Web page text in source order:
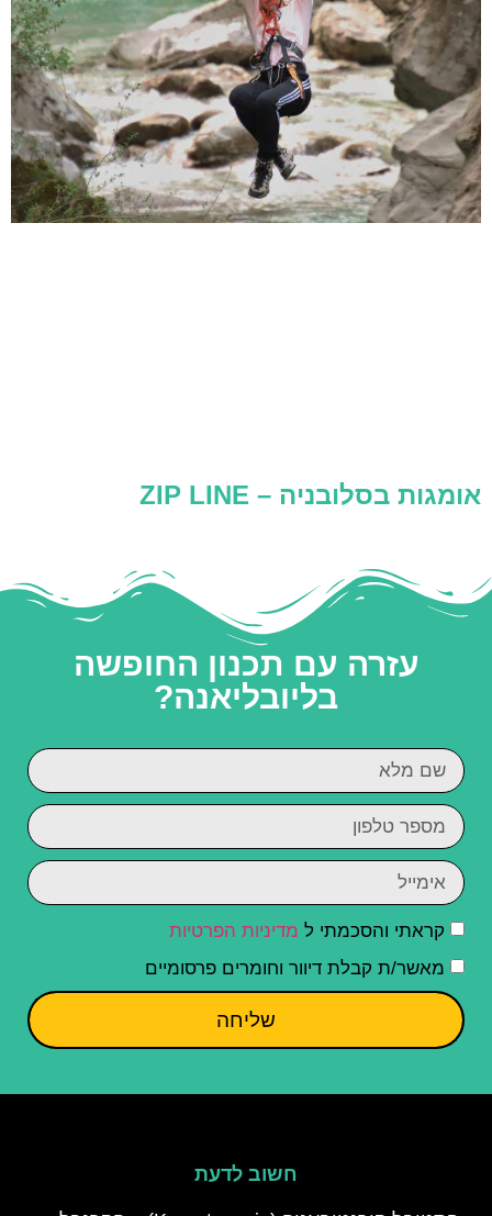
אומגות בסלובניה – ZIP LINE
עזרה עם תכנון החופשה
בליובליאנה?
קראתי והסכמתי ל מדיניות הפרטיות
מאשר/ת קבלת דיוור וחומרים פרסומיים
שליחה
חשוב לדעת